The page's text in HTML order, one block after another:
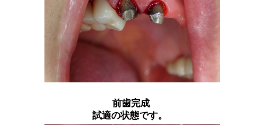
前歯完成
試適の状態です。